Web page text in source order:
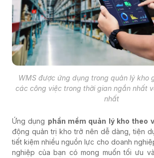
WMS được ứng dụng trong quản lý kho
các công việc trong thời gian ngắn nhất
nhất
Ứng dụng phần mềm quản lý kho theo
động quản trị kho trở nên dễ dàng, tiện
tiết kiệm nhiều nguồn lực cho doanh
nghiệp của bạn có mong muốn tối ưu